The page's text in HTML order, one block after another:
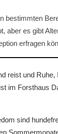
bestimmten
aber es gibt
erfragen
reist und Ruhe,
im Forsthaus
sind